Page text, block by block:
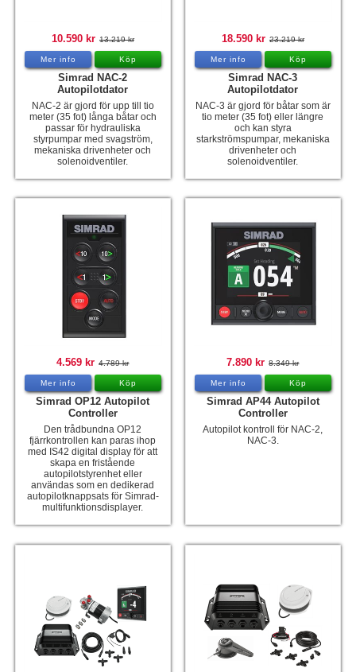
10.590 kr 13.219 kr
Mer info Köp
Simrad NAC-2
Autopilotdator
NAC-2 är gjord för upp till tio
meter (35 fot) långa båtar och
passar för hydrauliska
styrpumpar med svagström,
mekaniska drivenheter och
solenoidventiler.
18.590 kr 23.219 kr
Mer info Köp
Simrad NAC-3
Autopilotdator
NAC-3 är gjord för båtar som är
tio meter (35 fot) eller längre
och kan styra
starkströmspumpar, mekaniska
drivenheter och
solenoidventiler.
4.569 kr 4.789 kr
Mer info Köp
Simrad OP12 Autopilot
Controller
Den trådbundna OP12
fjärrkontrollen kan paras ihop
med IS42 digital display för att
skapa en fristående
autopilotstyrenhet eller
användas som en dedikerad
autopilotknappsats för Simrad-
multifunktionsdisplayer.
7.890 kr 8.349 kr
Mer info Köp
Simrad AP44 Autopilot
Controller
Autopilot kontroll för NAC-2,
NAC-3.